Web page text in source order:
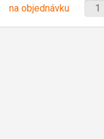
na objednávku